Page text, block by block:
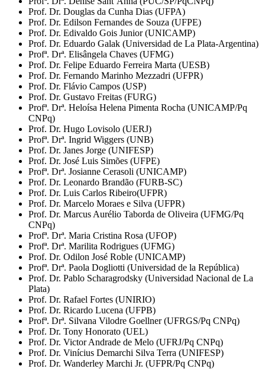
Prof. Dr. Douglas da Cunha Dias (UFPA)
Prof. Dr. Edilson Fernandes de Souza (UFPE)
Prof. Dr. Edivaldo Gois Junior (UNICAMP)
Prof. Dr. Eduardo Galak (Universidad de La Plata-Argentina)
Profª. Drª. Elisângela Chaves (UFMG)
Prof. Dr. Felipe Eduardo Ferreira Marta (UESB)
Prof. Dr. Fernando Marinho Mezzadri (UFPR)
Prof. Dr. Flávio Campos (USP)
Prof. Dr. Gustavo Freitas (FURG)
Profª. Drª. Heloísa Helena Pimenta Rocha (UNICAMP/Pq
CNPq)
Prof. Dr. Hugo Lovisolo (UERJ)
Profª. Drª. Ingrid Wiggers (UNB)
Prof. Dr. Janes Jorge (UNIFESP)
Prof. Dr. José Luis Simões (UFPE)
Profª. Drª. Josianne Cerasoli (UNICAMP)
Prof. Dr. Leonardo Brandão (FURB-SC)
Prof. Dr. Luis Carlos Ribeiro(UFPR)
Prof. Dr. Marcelo Moraes e Silva (UFPR)
Prof. Dr. Marcus Aurélio Taborda de Oliveira (UFMG/Pq
CNPq)
Profª. Drª. Maria Cristina Rosa (UFOP)
Profª. Drª. Marilita Rodrigues (UFMG)
Prof. Dr. Odilon José Roble (UNICAMP)
Profª. Drª. Paola Dogliotti (Universidad de la República)
Prof. Dr. Pablo Scharagrodsky (Universidad Nacional de La
Plata)
Prof. Dr. Rafael Fortes (UNIRIO)
Prof. Dr. Ricardo Lucena (UFPB)
Profª. Drª. Silvana Vilodre Goellner (UFRGS/Pq CNPq)
Prof. Dr. Tony Honorato (UEL)
Prof. Dr. Victor Andrade de Melo (UFRJ/Pq CNPq)
Prof. Dr. Vinícius Demarchi Silva Terra (UNIFESP)
Prof. Dr. Wanderley Marchi Jr. (UFPR/Pq CNPq)